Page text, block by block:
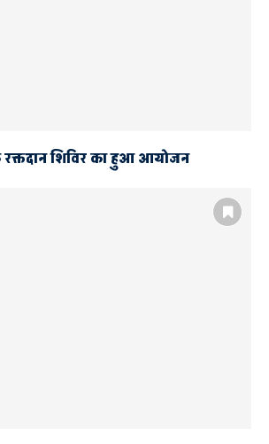
रक्तदान शिविर का हुआ आयोजन